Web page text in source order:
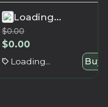
Loading...
$0.00
$0.00
Loading... Buy